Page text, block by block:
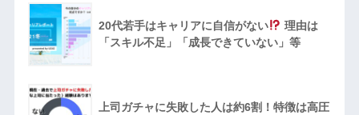
20代若手はキャリアに自信がない
理由は
「スキル不足」「成長できていない」等
上司ガチャに失敗した人は約6割！特徴は高圧